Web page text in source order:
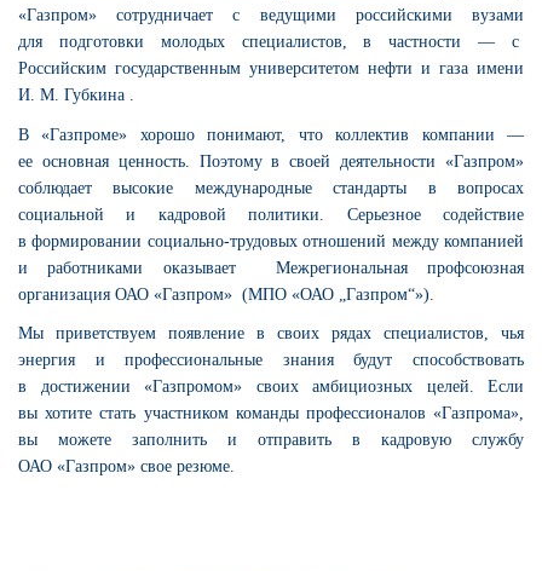
«Газпром» сотрудничает с ведущими российскими вузами
для подготовки молодых специалистов, в частности — с
Российским государственным университетом нефти и газа имени
И. М. Губкина .
В «Газпроме» хорошо понимают, что коллектив компании —
ее основная ценность. Поэтому в своей деятельности «Газпром»
соблюдает высокие международные стандарты в вопросах
социальной и кадровой политики. Серьезное содействие
в формировании социально-трудовых отношений между компанией
и работниками оказывает
Межрегиональная профсоюзная
организация ОАО «Газпром» (МПО «ОАО „Газпром“»).
Мы приветствуем появление в своих рядах специалистов, чья
энергия и профессиональные знания будут способствовать
в достижении «Газпромом» своих амбициозных целей. Если
вы хотите стать участником команды профессионалов «Газпрома»,
вы можете заполнить и отправить в кадровую службу
ОАО «Газпром» свое резюме.